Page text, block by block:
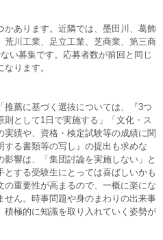
あります。近隣では、墨田川、葛飾
荒川工業、足立工業、芝商業、第三商
い募集です。応募者数が前回と同じ
ります。
薦に基づく選抜については、『3つ
として1日で実施する」「文化・ス
績や、資格・検定試験等の成績に関
る書類等の写し』の提出も求めな
響は、「集団討論を実施しない」と
する受験生にとっては喜ばしいかも
の重要性が高まるので、一概に楽にな
せん。時事問題や身のまわりの出来事
積極的に知識を取り入れていく姿勢が